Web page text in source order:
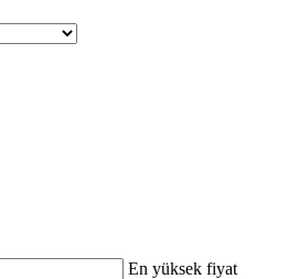
En yüksek fiyat